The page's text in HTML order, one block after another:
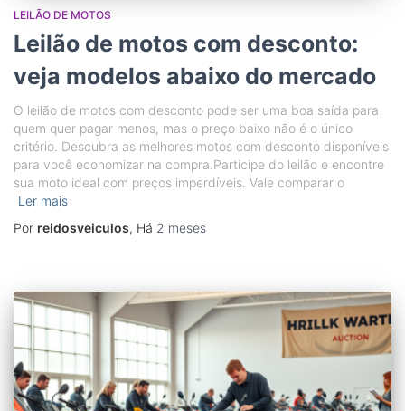
LEILÃO DE MOTOS
Leilão de motos com desconto:
veja modelos abaixo do mercado
O leilão de motos com desconto pode ser uma boa saída para
quem quer pagar menos, mas o preço baixo não é o único
critério. Descubra as melhores motos com desconto disponíveis
para você economizar na compra.Participe do leilão e encontre
sua moto ideal com preços imperdíveis. Vale comparar o
Ler mais
Por reidosveiculos, Há 2 meses